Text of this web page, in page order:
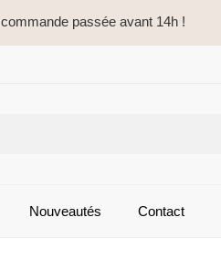
passée avant 14h !
Nouveautés Contact